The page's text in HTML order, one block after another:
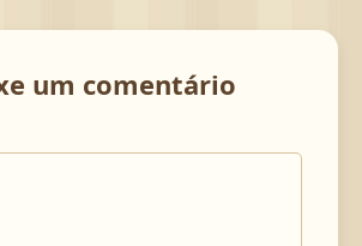
um comentário